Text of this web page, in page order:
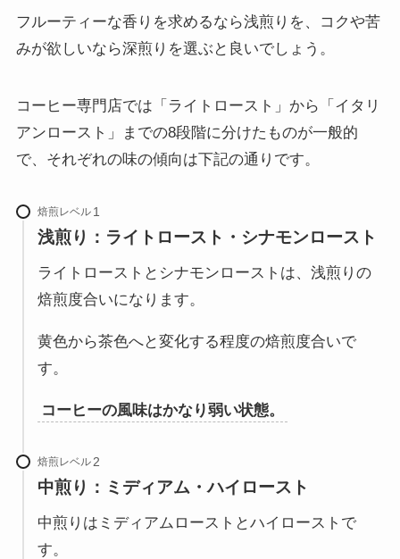
フルーティーな香りを求めるなら浅煎りを、コクや苦
みが欲しいなら深煎りを選ぶと良いでしょう。
コーヒー専門店では「ライトロースト」から「イタリ
アンロースト」までの8段階に分けたものが一般的
で、それぞれの味の傾向は下記の通りです。
焙煎レベル
浅煎り：ライトロースト・シナモンロースト
ライトローストとシナモンローストは、浅煎りの
焙煎度合いになります。
黄色から茶色へと変化する程度の焙煎度合いで
す。
コーヒーの風味はかなり弱い状態。
焙煎レベル
中煎り：ミディアム・ハイロースト
中煎りはミディアムローストとハイローストで
す。